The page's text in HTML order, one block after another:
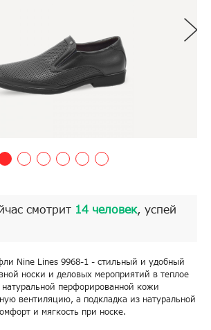
смотрит 14 человек, успей
Nine Lines 9968-1 - стильный и удобный
носки и деловых мероприятий в теплое
перфорированной кожи
вентиляцию, а подкладка из натуральной
и мягкость при носке.